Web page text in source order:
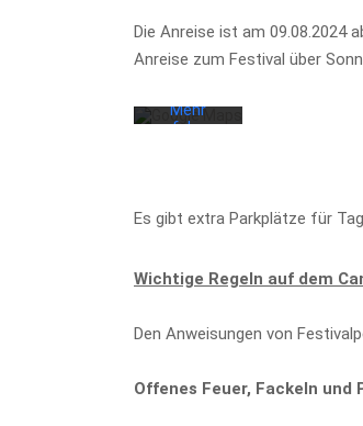
Die Anreise ist am 09.08.2024
Anreise zum Festival über
akzeptieren
Sie die
Datenschutzerklärung
Mehr
erfahren
Google
Es gibt extra Parkplätze für
Wichtige Regeln auf dem
Den Anweisungen von
Offenes Feuer, Fackeln